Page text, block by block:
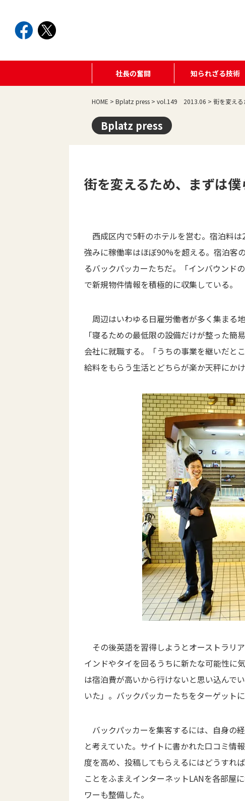
社長の奮闘 知られざる技術
HOME > Bplatz press > vol.149 2013.06 > 街を変え
Bplatz press
街を変えるため、まずは
西成区内で5軒のホテルを営む。宿泊料
強みに稼働率はほぼ90%を超える。宿泊客
るバックパッカーたちだ。「インバウンド
で新規物件情報を積極的に収集している。
周辺はいわゆる日雇労働者が多く集まる
「寝るための最低限の設備だけが整った
会社に就職する。「うちの事業を継いだと
給料をもらう生活とどちらが楽か天秤にか
その後英語を習得しようとオーストラリ
インドやタイを回るうちに新たな可能性に
は宿泊費が高いから行けないと思い込んで
いた」。バックパッカーたちをターゲット
バックパッカーを集客するには、自身の
と考えていた。サイトに書かれた口コミ情
度を高め、投稿してもらえるにはどうすれ
ことをふまえインターネットLANを各部屋
ワーも整備した。